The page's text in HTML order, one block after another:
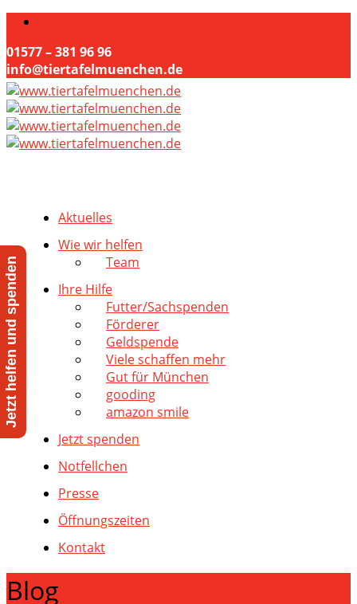
01577 – 381 96 96
info@tiertafelmuenchen.de
Aktuelles
Wie wir helfen
Team
Ihre Hilfe
Futter/Sachspenden
Förderer
Geldspende
Viele schaffen mehr
Gut für München
gooding
amazon smile
Jetzt spenden
Notfellchen
Presse
Öffnungszeiten
Kontakt
Blog
Jetzt helfen und spenden